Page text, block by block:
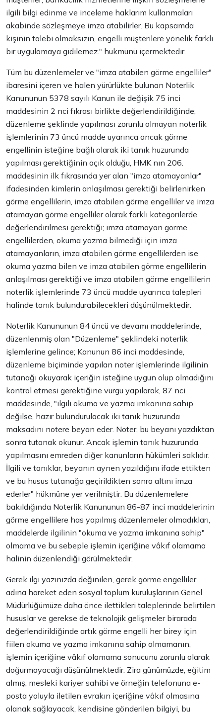
ilgili bilgi edinme ve inceleme haklarım kullanmaları
akabinde sözleşmeye imza atabilirler. Bu kapsamda
kişinin talebi olmaksızın, engelli müşterilere yönelik farklı
bir uygulamaya gidilemez." hükmünü içermektedir.
Tüm bu düzenlemeler ve "imza atabilen görme engelliler"
ibaresini içeren ve halen yürürlükte bulunan Noterlik
Kanununun 5378 sayılı Kanun ile değişik 75 inci
maddesinin 2 nci fıkrası birlikte değerlendirildiğinde;
düzenleme şeklinde yapılması zorunlu olmayan noterlik
işlemlerinin 73 üncü madde uyarınca ancak görme
engellinin isteğine bağlı olarak iki tanık huzurunda
yapılması gerektiğinin açık olduğu, HMK nın 206.
maddesinin ilk fıkrasında yer alan "imza atamayanlar"
ifadesinden kimlerin anlaşılması gerektiği belirlenirken
görme engellilerin, imza atabilen görme engelliler ve imza
atamayan görme engelliler olarak farklı kategorilerde
değerlendirilmesi gerektiği; imza atamayan görme
engellilerden, okuma yazma bilmediği için imza
atamayanların, imza atabilen görme engellilerden ise
okuma yazma bilen ve imza atabilen görme engellilerin
anlaşılması gerektiği ve imza atabilen görme engellilerin
noterlik işlemlerinde 73 üncü madde uyarınca talepleri
halinde tanık bulundurabilecekleri düşünülmektedir.
Noterlik Kanununun 84 üncü ve devamı maddelerinde,
düzenlenmiş olan "Düzenleme" şeklindeki noterlik
işlemlerine gelince; Kanunun 86 inci maddesinde,
düzenleme biçiminde yapılan noter işlemlerinde ilgilinin
tutanağı okuyarak içeriğin isteğine uygun olup olmadığını
kontrol etmesi gerektiğine vurgu yapılarak, 87 nci
maddesinde, "ilgili okuma ve yazma imkanına sahip
değilse, hazır bulundurulacak iki tanık huzurunda
maksadını notere beyan eder. Noter, bu beyanı yazdıktan
sonra tutanak okunur. Ancak işlemin tanık huzurunda
yapılmasını emreden diğer kanunların hükümleri saklıdır.
İlgili ve tanıklar, beyanın aynen yazıldığını ifade ettikten
ve bu husus tutanağa geçirildikten sonra altını imza
ederler" hükmüne yer verilmiştir. Bu düzenlemelere
bakıldığında Noterlik Kanununun 86-87 inci maddelerinin
görme engellilere has yapılmış düzenlemeler olmadıkları,
maddelerde ilgilinin "okuma ve yazma imkanına sahip"
olmama ve bu sebeple işlemin içeriğine vâkıf olamama
halinin düzenlendiği görülmektedir.
Gerek ilgi yazınızda değinilen, gerek görme engelliler
adına hareket eden sosyal toplum kuruluşlarının Genel
Müdürlüğümüze daha önce ilettikleri taleplerinde belirtilen
hususlar ve gerekse de teknolojik gelişmeler birarada
değerlendirildiğinde artık görme engelli her birey için
fiilen okuma ve yazma imkanına sahip olmamanın,
işlemin içeriğine vâkıf olamama sonucunu zorunlu olarak
doğurmayacağı düşünülmektedir. Zira günümüzde, eğitim
almış, mesleki kariyer sahibi ve örneğin telefonuna e-
posta yoluyla iletilen evrakın içeriğine vâkıf olmasına
olanak sağlayacak, kendisine gönderilen bilgiyi, bu